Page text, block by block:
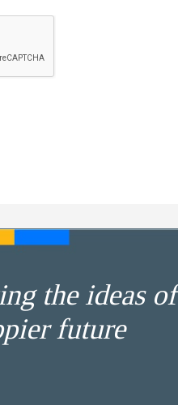
the ideas
future